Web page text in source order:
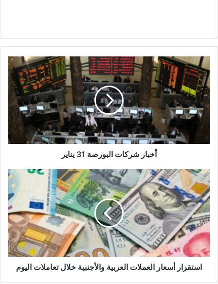
أخبار
شركات
البورصة
31
يناير
أخبار شركات البورصة 31 يناير
استقرار
أسعار
العملات
العربية
والأجنبية
خلال
تعاملات
اليوم
استقرار أسعار العملات العربية والأجنبية خلال تعاملات اليوم